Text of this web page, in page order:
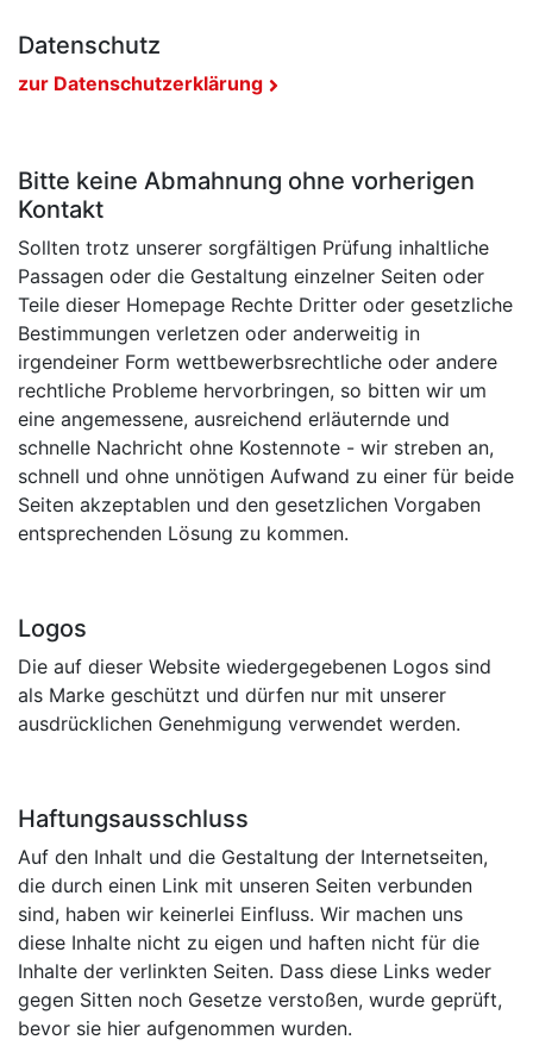
Datenschutz
zur Datenschutzerklärung
Bitte keine Abmahnung ohne vorherigen
Kontakt
Sollten trotz unserer sorgfältigen Prüfung inhaltliche
Passagen oder die Gestaltung einzelner Seiten oder
Teile dieser Homepage Rechte Dritter oder gesetzliche
Bestimmungen verletzen oder anderweitig in
irgendeiner Form wettbewerbsrechtliche oder andere
rechtliche Probleme hervorbringen, so bitten wir um
eine angemessene, ausreichend erläuternde und
schnelle Nachricht ohne Kostennote - wir streben an,
schnell und ohne unnötigen Aufwand zu einer für beide
Seiten akzeptablen und den gesetzlichen Vorgaben
entsprechenden Lösung zu kommen.
Logos
Die auf dieser Website wiedergegebenen Logos sind
als Marke geschützt und dürfen nur mit unserer
ausdrücklichen Genehmigung verwendet werden.
Haftungsausschluss
Auf den Inhalt und die Gestaltung der Internetseiten,
die durch einen Link mit unseren Seiten verbunden
sind, haben wir keinerlei Einfluss. Wir machen uns
diese Inhalte nicht zu eigen und haften nicht für die
Inhalte der verlinkten Seiten. Dass diese Links weder
gegen Sitten noch Gesetze verstoßen, wurde geprüft,
bevor sie hier aufgenommen wurden.